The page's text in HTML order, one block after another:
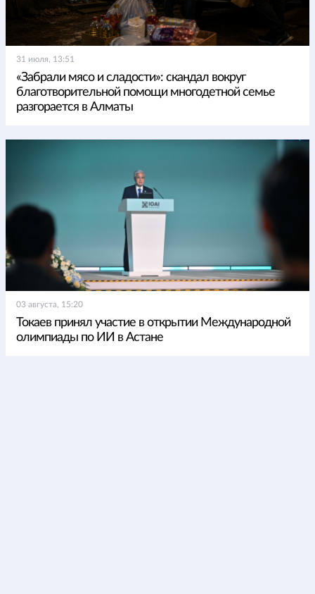
31 июля, 13:51
«Забрали мясо и сладости»: скандал вокруг
благотворительной помощи многодетной семье
разгорается в Алматы
03 августа, 15:20
Токаев принял участие в открытии Международной
олимпиады по ИИ в Астане